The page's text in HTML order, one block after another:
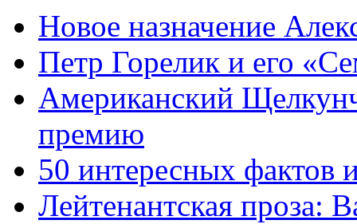
Новое назначение
Петр Горелик и его
Американский
премию
50 интересных фактов
Лейтенантская проза: